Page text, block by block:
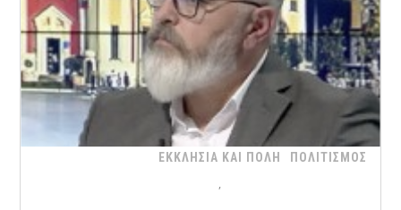
ΕΚΚΛΗΣΙΑ ΚΑΙ ΠΟΛΗ ΠΟΛΙΤΙΣΜΟΣ